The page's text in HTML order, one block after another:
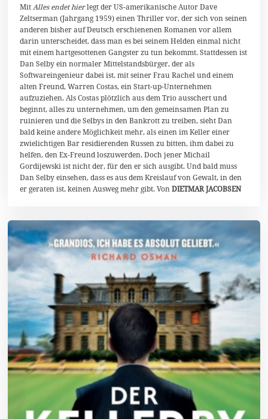
i
2
0
2
6
MitAlles endet hierlegt der US-amerikanische Autor Dave
Zeltserman (Jahrgang 1959) einen Thriller vor, der sich von seinen
anderen bisher auf Deutsch erschienenen Romanen vor allem
darin unterscheidet, dass man es bei seinem Helden einmal nicht
mit einem hartgesottenen Gangster zu tun bekommt. Stattdessen ist
Dan Selby ein normaler Mittelstandsbürger, der als
Softwareingenieur dabei ist, mit seiner Frau Rachel und einem
alten Freund, Warren Costas, ein Start-up-Unternehmen
aufzuziehen. Als Costas plötzlich aus dem Trio ausschert und
beginnt, alles zu unternehmen, um den gemeinsamen Plan zu
ruinieren und die Selbys in den Bankrott zu treiben, sieht Dan
bald keine andere Möglichkeit mehr, als einen im Keller einer
zwielichtigen Bar residierenden Russen zu bitten, ihm dabei zu
helfen, den Ex-Freund loszuwerden. Doch jener Michail
Gordijewski ist nicht der, für den er sich ausgibt. Und bald muss
Dan Selby einsehen, dass es aus dem Kreislauf von Gewalt, in den
er geraten ist, keinen Ausweg mehr gibt. VonDIETMAR JACOBSEN